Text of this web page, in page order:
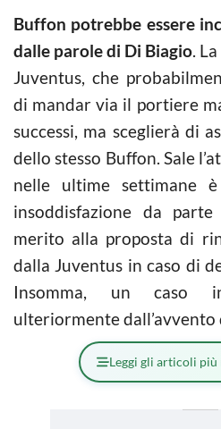
Buffon potrebbe essere
dalle parole di Di Biagio.
Juventus, che
di mandar via il portiere
successi, ma sceglierà di
dello stesso Buffon. Sale
nelle ultime settimane
insoddisfazione da
merito alla proposta di
dalla Juventus in caso di
Insomma, un caso
ulteriormente dall’avvento
Leggi gli articoli più